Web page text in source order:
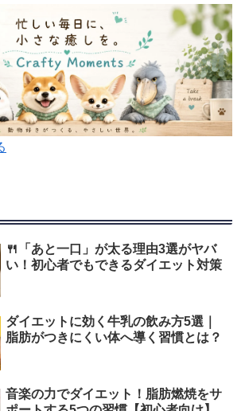
🍴「あと一口」が太る理由3選がヤバ
い！初心者でもできるダイエット対策
ダイエットに効く牛乳の飲み方5選｜
脂肪がつきにくい体へ導く習慣とは？
音楽の力でダイエット！脂肪燃焼をサ